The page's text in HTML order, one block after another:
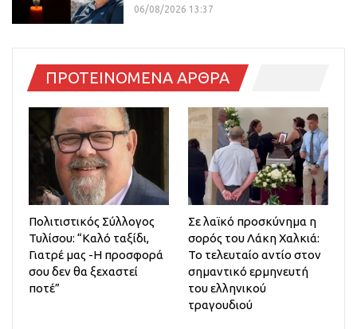
06/08/2026 13:37
ΠΡΟΤΕΙΝΟΜΕΝΑ ΑΡΘΡΑ
Πολιτιστικός Σύλλογος
Τυλίσου: “Καλό ταξίδι,
Γιατρέ μας -Η προσφορά
σου δεν θα ξεχαστεί
ποτέ”
Σε λαϊκό προσκύνημα η
σορός του Λάκη Χαλκιά:
Το τελευταίο αντίο στον
σημαντικό ερμηνευτή
του ελληνικού
τραγουδιού